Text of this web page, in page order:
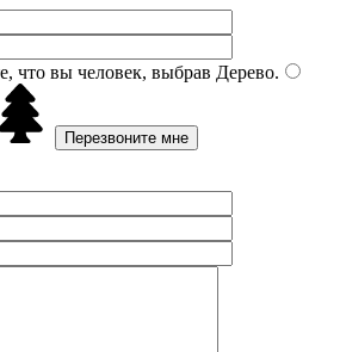
что вы человек, выбрав Дерево.